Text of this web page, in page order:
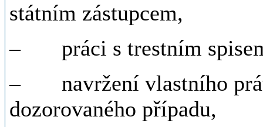
státním zástupcem,
– práci s trestním
– navržení vlastního
dozorovaného případu,